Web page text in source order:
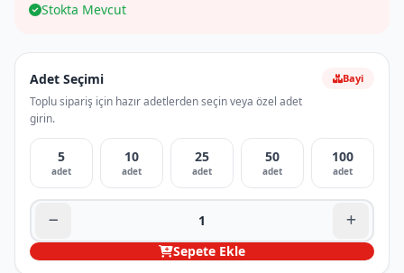
Stokta Mevcut
Adet Seçimi
Toplu sipariş için hazır adetlerden seçin veya özel adet
girin.
Bayi
5
adet
10
adet
25
adet
50
adet
100
adet
Sepete Ekle